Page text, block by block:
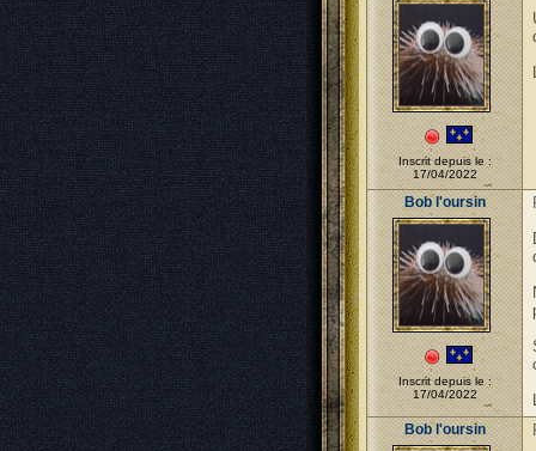
Inscrit depuis le :
17/04/2022
Bob l'oursin
Inscrit depuis le :
17/04/2022
Bob l'oursin